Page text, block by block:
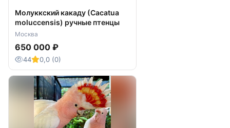
Молуккский какаду (Cacatua
moluccensis) ручные птенцы
Москва
650 000 ₽
44 0,0 (0)